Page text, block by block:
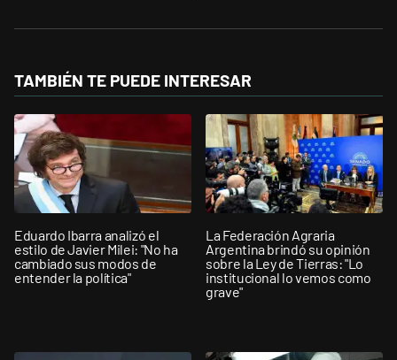
TAMBIÉN TE PUEDE INTERESAR
Eduardo Ibarra analizó el
estilo de Javier Milei: "No ha
cambiado sus modos de
entender la política"
La Federación Agraria
Argentina brindó su opinión
sobre la Ley de Tierras: "Lo
institucional lo vemos como
grave"